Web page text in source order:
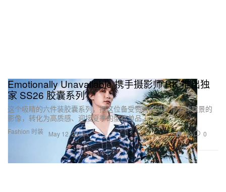
Fashion 时装
Emotionally Unavailable 携手摄影师 RK 推出独
家 SS26 胶囊系列
这个吸睛的六件装胶囊系列，把这位备受赞誉的摄影师全球取景的
影像，转化为高质感、迎接夏季的型格单品。
May 12, 2026 489 0